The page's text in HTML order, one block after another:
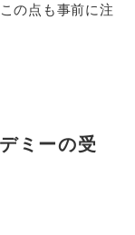
の点も事前に注
ミーの受